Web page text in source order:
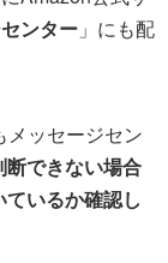
ンター 」にも配
ッセージセン
断できない場合
いるか確認し